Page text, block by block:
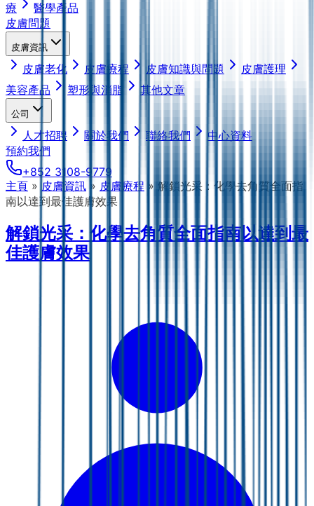
療
醫學產品
皮膚問題
皮膚資訊
皮膚老化 皮膚療程 皮膚知識與問題
皮膚護理
美容產品
塑形與消脂 其他文章
公司
人才招聘 關於我們 聯絡我們
中心資料
預約我們
+852 3108-9779
主頁 » 皮膚資訊 » 皮膚療程»解鎖光采：化學去角質全面指
南以達到最佳護膚效果
解鎖光采：化學去角質全面指南以達到最
佳護膚效果